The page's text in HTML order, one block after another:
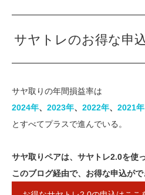
サヤトレのお得な申
サヤ取りの年間損益率は
2024年、 2023年​、 ​2022年​、​ 2021年
とすべてプラスで進んでいる。
サヤ取りペアは、サヤトレ2.0を使
このブログ経由で、お得な申込がで